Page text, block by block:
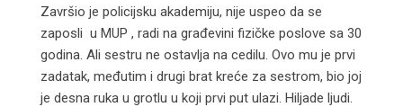
Završio je policijsku akademiju, nije uspeo da se
zaposli u MUP , radi na građevini fizičke poslove sa 30
godina. Ali sestru ne ostavlja na cedilu. Ovo mu je prvi
zadatak, međutim i drugi brat kreće za sestrom, bio joj
je desna ruka u grotlu u koji prvi put ulazi. Hiljade ljudi.